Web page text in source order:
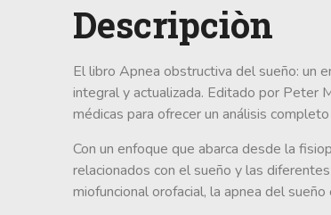
Descripciòn
El libro Apnea obstructiva del sueño: un
integral y actualizada. Editado por Peter
médicas para ofrecer un análisis
Con un enfoque que abarca desde la
relacionados con el sueño y las
miofuncional orofacial, la apnea del